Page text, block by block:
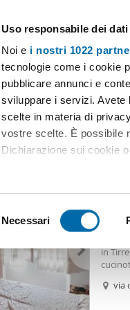
Uso responsabile dei dati
Noi e i nostri 1022
tecnologie come i cookie
pubblicare annunci e
sviluppare i servizi.
scelte in materia di
vostre scelte. È possibile
Dichiarazione sui cookie
Identificare il tuo
(impronte digitali).
Approfondisci come
. Puoi modificare
Utilizziamo i cookie per
e
z
i
Necessari
Affitto Pisa Affitto tirrenia
(69 immobili)
in
via